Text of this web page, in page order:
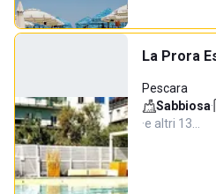
La Prora
Pescara
Sabbiosa·
·e altri 13…